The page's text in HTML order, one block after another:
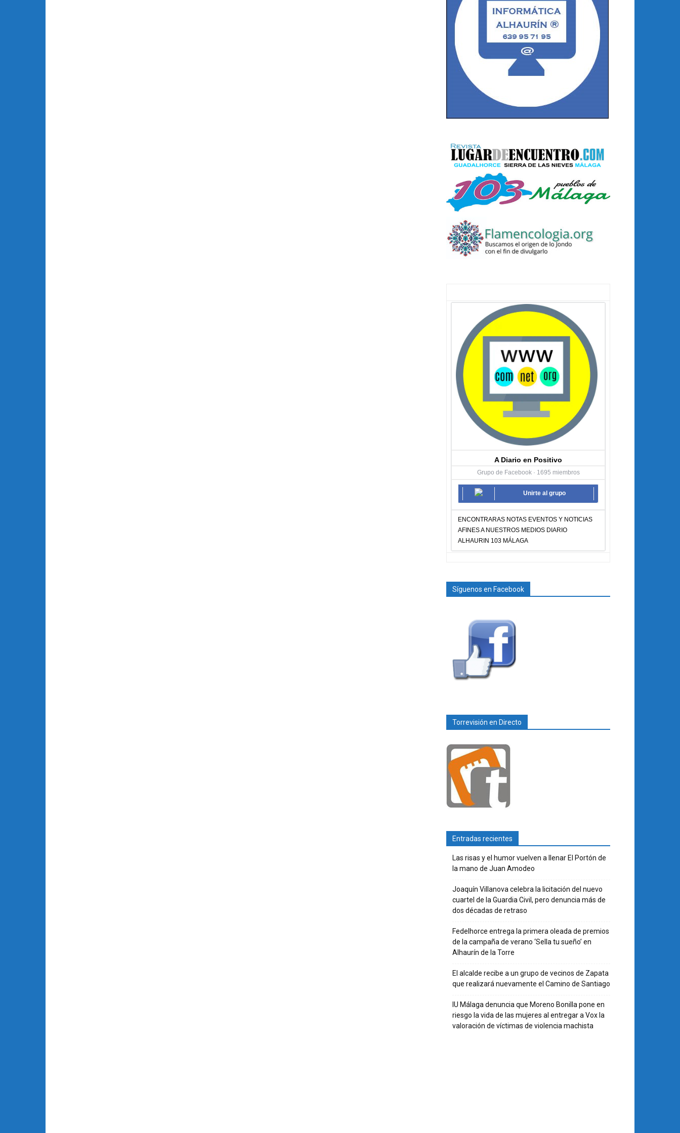
A Diario en Positivo
Grupo de Facebook · 1695 miembros
Unirte al grupo
ENCONTRARAS NOTAS EVENTOS Y NOTICIAS
AFINES A NUESTROS MEDIOS DIARIO
ALHAURIN 103 MÁLAGA
Síguenos en Facebook
Torrevisión en Directo
Entradas recientes
Las risas y el humor vuelven a llenar El Portón de
la mano de Juan Amodeo
Joaquín Villanova celebra la licitación del nuevo
cuartel de la Guardia Civil, pero denuncia más de
dos décadas de retraso
Fedelhorce entrega la primera oleada de premios
de la campaña de verano ‘Sella tu sueño’ en
Alhaurín de la Torre
El alcalde recibe a un grupo de vecinos de Zapata
que realizará nuevamente el Camino de Santiago
IU Málaga denuncia que Moreno Bonilla pone en
riesgo la vida de las mujeres al entregar a Vox la
valoración de víctimas de violencia machista